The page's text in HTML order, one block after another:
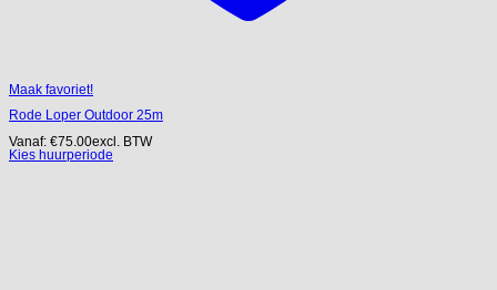
Maak favoriet!
Rode Loper Outdoor 25m
Vanaf: €75.00excl. BTW
Kies huurperiode